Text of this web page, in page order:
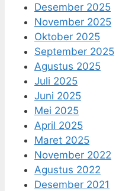
Desember 2025
November 2025
Oktober 2025
September 2025
Agustus 2025
Juli 2025
Juni 2025
Mei 2025
April 2025
Maret 2025
November 2022
Agustus 2022
Desember 2021